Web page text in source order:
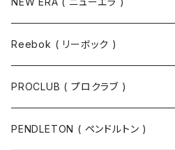
Reebok ( リーボック )
PROCLUB ( プロクラブ )
PENDLETON ( ペンドルトン )